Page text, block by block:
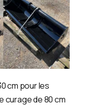
cm pour les
de 80 cm